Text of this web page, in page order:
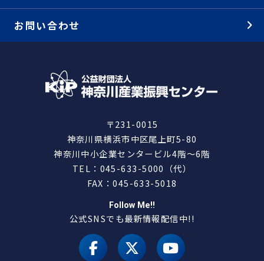
お問い合わせ
〒231-0015
神奈川県横浜市中区尾上町5-80
神奈川中小企業センタービル4階～6階
TEL：045-633-5000（代）
FAX：045-633-5018
Follow Me!!
公式SNSでも最新情報配信中!!
facebookX（旧 twitter）
youtube